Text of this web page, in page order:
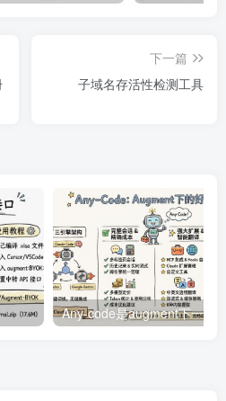
下一篇
子域名存活性检测工具